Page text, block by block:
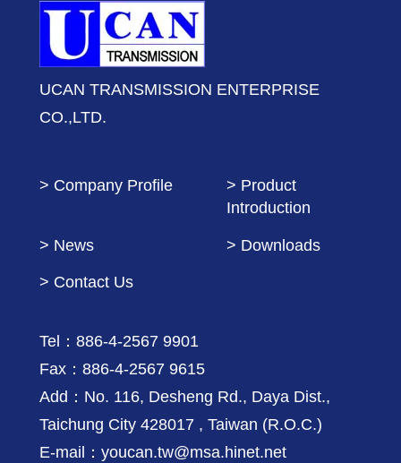
UCAN TRANSMISSION ENTERPRISE
CO.,LTD.
> Company Profile
> Product
Introduction
> News > Downloads
> Contact Us
Tel：886-4-2567 9901
Fax：886-4-2567 9615
Add：No. 116, Desheng Rd., Daya Dist.,
Taichung City 428017 , Taiwan (R.O.C.)
E-mail：youcan.tw@msa.hinet.net